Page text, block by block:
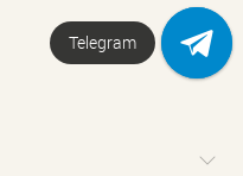
Telegram